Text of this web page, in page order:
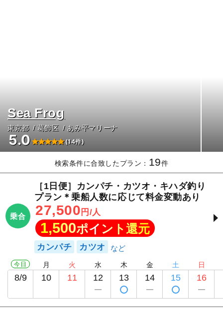
Sea Frog
東京都 葛飾区 あみ平マリーナ
5.0 (14件)
検索条件に合致したプラン： 19件
乗合
［1日便］カンパチ・カツオ・キハダ釣り
プラン＊乗船人数に応じて料金変動あり
27,500 円/人
1,500ポイント還元
カンパチ カツオ
今日
8/9
月
10
火
11
水
12
木
13
金
14
土
15
日
16